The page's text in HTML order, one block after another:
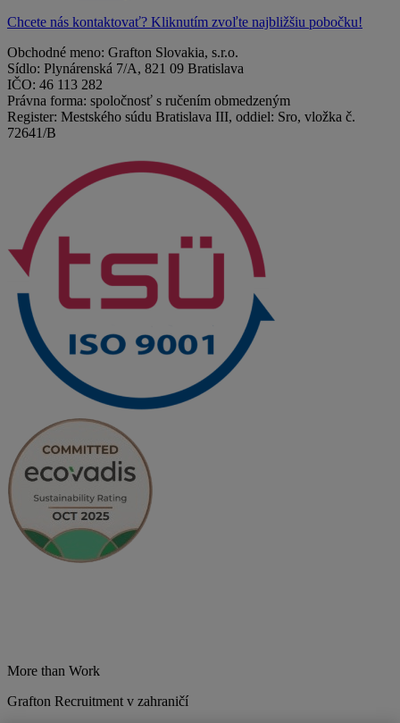
Chcete nás kontaktovať? Kliknutím zvoľte najbližšiu pobočku!
Obchodné meno: Grafton Slovakia, s.r.o.
Sídlo: Plynárenská 7/A, 821 09 Bratislava
IČO: 46 113 282
Právna forma: spoločnosť s ručením obmedzeným
Register: Mestského súdu Bratislava III, oddiel: Sro, vložka č.
72641/B
More than Work
Grafton Recruitment v zahraničí